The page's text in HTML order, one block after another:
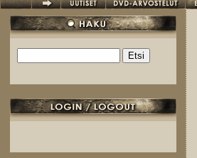
Hakulomake